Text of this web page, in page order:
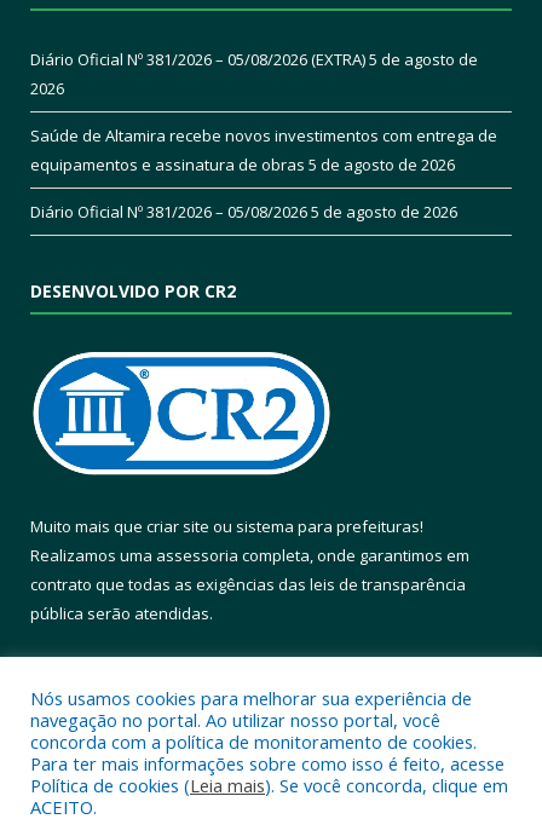
Diário Oficial Nº 381/2026 – 05/08/2026 (EXTRA)5 de agosto de
2026
Saúde de Altamira recebe novos investimentos com entrega de
equipamentos e assinatura de obras 5 de agosto de 2026
Diário Oficial Nº 381/2026 – 05/08/20265 de agosto de 2026
DESENVOLVIDO POR CR2
Muito mais que criar site ou sistema para prefeituras!
Realizamos uma assessoria completa, onde garantimos em
contrato que todas as exigências das leis de transparência
pública serão atendidas.
Todos os direitos reservados a Prefeitura Municipal de Altamira.
Nós usamos cookies para melhorar sua experiência de
navegação no portal. Ao utilizar nosso portal, você
concorda com a política de monitoramento de cookies.
Para ter mais informações sobre como isso é feito, acesse
Política de cookies (Leia mais). Se você concorda, clique em
ACEITO.